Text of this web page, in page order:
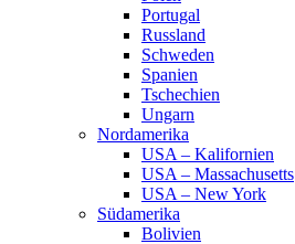
Portugal
Russland
Schweden
Spanien
Tschechien
Ungarn
Nordamerika
USA – Kalifornien
USA – Massachusetts
USA – New York
Südamerika
Bolivien